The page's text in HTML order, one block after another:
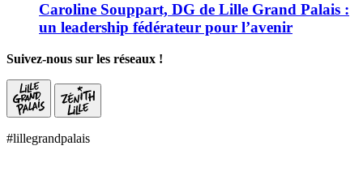
Caroline Souppart, DG de Lille Grand Palais :
un leadership fédérateur pour l’avenir
Suivez-nous sur les réseaux !
#lillegrandpalais